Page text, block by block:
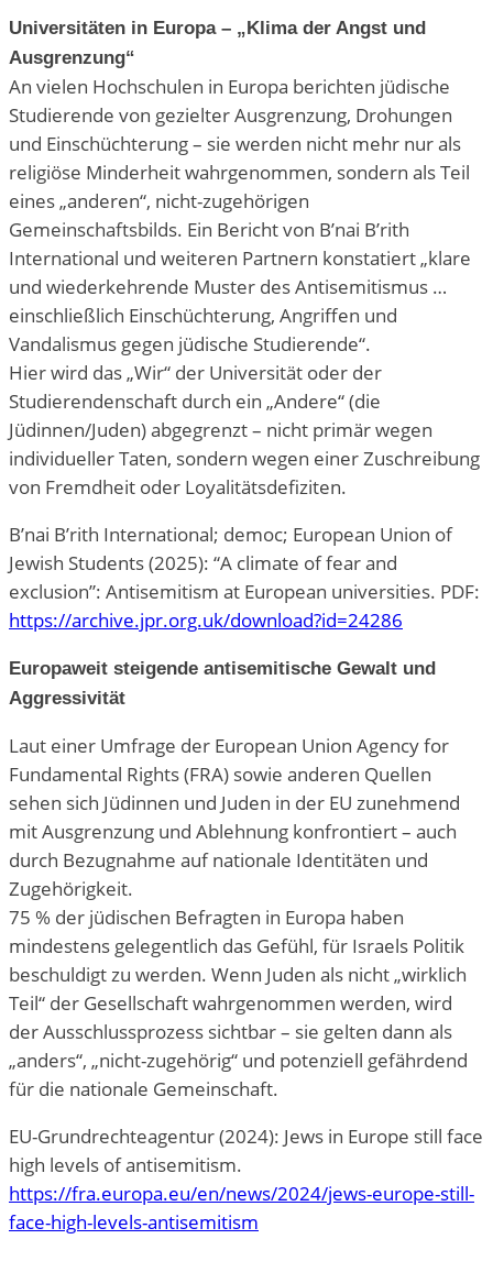
Universitäten in Europa – „Klima der Angst und
Ausgrenzung“
An vielen Hochschulen in Europa berichten jüdische
Studierende von gezielter Ausgrenzung, Drohungen
und Einschüchterung – sie werden nicht mehr nur als
religiöse Minderheit wahrgenommen, sondern als Teil
eines „anderen“, nicht-zugehörigen
Gemeinschaftsbilds. Ein Bericht von B’nai B’rith
International und weiteren Partnern konstatiert „klare
und wieder­kehrende Muster des Antisemitismus …
einschließlich Einschüchterung, Angriffen und
Vandalismus gegen jüdische Studierende“.
Hier wird das „Wir“ der Universität oder der
Studierendenschaft durch ein „Andere“ (die
Jüdinnen/Juden) abgegrenzt – nicht primär wegen
individueller Taten, sondern wegen einer Zuschreibung
von Fremdheit oder Loyalitätsdefiziten.
B’nai B’rith International; democ; European Union of
Jewish Students (2025): “A climate of fear and
exclusion”: Antisemitism at European universities. PDF:
https://archive.jpr.org.uk/download?id=24286
Europaweit steigende antisemitische Gewalt und
Aggressivität
Laut einer Umfrage der European Union Agency for
Fundamental Rights (FRA) sowie anderen Quellen
sehen sich Jüdinnen und Juden in der EU zunehmend
mit Ausgrenzung und Ablehnung konfrontiert – auch
durch Bezugnahme auf nationale Identitäten und
Zugehörigkeit.
75 % der jüdischen Befragten in Europa haben
mindestens gelegentlich das Gefühl, für Israels Politik
beschuldigt zu werden. Wenn Juden als nicht „wirklich
Teil“ der Gesellschaft wahrgenommen werden, wird
der Ausschlussprozess sichtbar – sie gelten dann als
„anders“, „nicht-zugehörig“ und potenziell gefährdend
für die nationale Gemeinschaft.
EU-Grundrechteagentur (2024): Jews in Europe still face
high levels of antisemitism.
https://fra.europa.eu/en/news/2024/jews-europe-still-
face-high-levels-antisemitism